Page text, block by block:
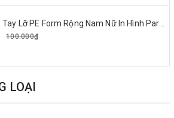
100.000₫
LOẠI